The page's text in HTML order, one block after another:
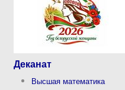
Деканат
Высшая математика